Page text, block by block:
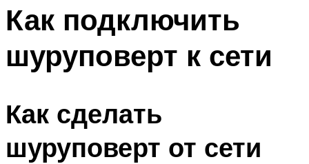
Как подключить
шуруповерт к сети
Как сделать
шуруповерт от сети